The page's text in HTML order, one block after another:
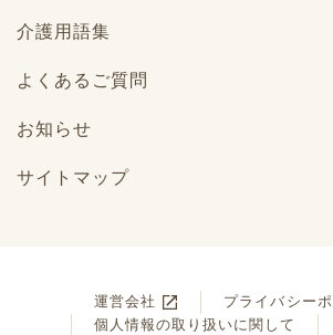
介護用語集
よくあるご質問
お知らせ
サイトマップ
運営会社
プライバシー
個人情報の取り扱いに関して